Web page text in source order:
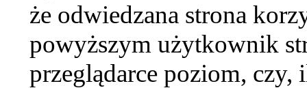
że odwiedzana strona
powyższym użytkownik
przeglądarce poziom,